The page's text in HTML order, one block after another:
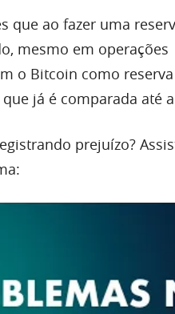
que ao fazer uma
mesmo em operações
o Bitcoin como
já é comparada até
prejuízo?